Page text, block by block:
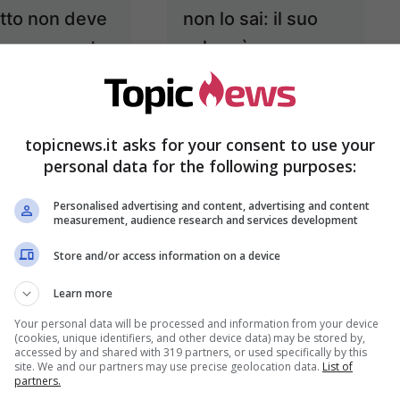
non deve
consumato
grosso
15 Agosto 2022
non lo sai: il suo
valore è
stratosferico
14 Agosto 2022
in arrivo
più
Torna l’incubo delle
mascherine: da
topicnews.it asks for your consent to use your
personal data for the following purposes:
Personalised advertising and content, advertising and content
measurement, audience research and services development
Store and/or access information on a device
Learn more
Your personal data will be processed and information from your device
(cookies, unique identifiers, and other device data) may be stored by,
accessed by and shared with 319 partners, or used specifically by this
site. We and our partners may use precise geolocation data. List of
partners.